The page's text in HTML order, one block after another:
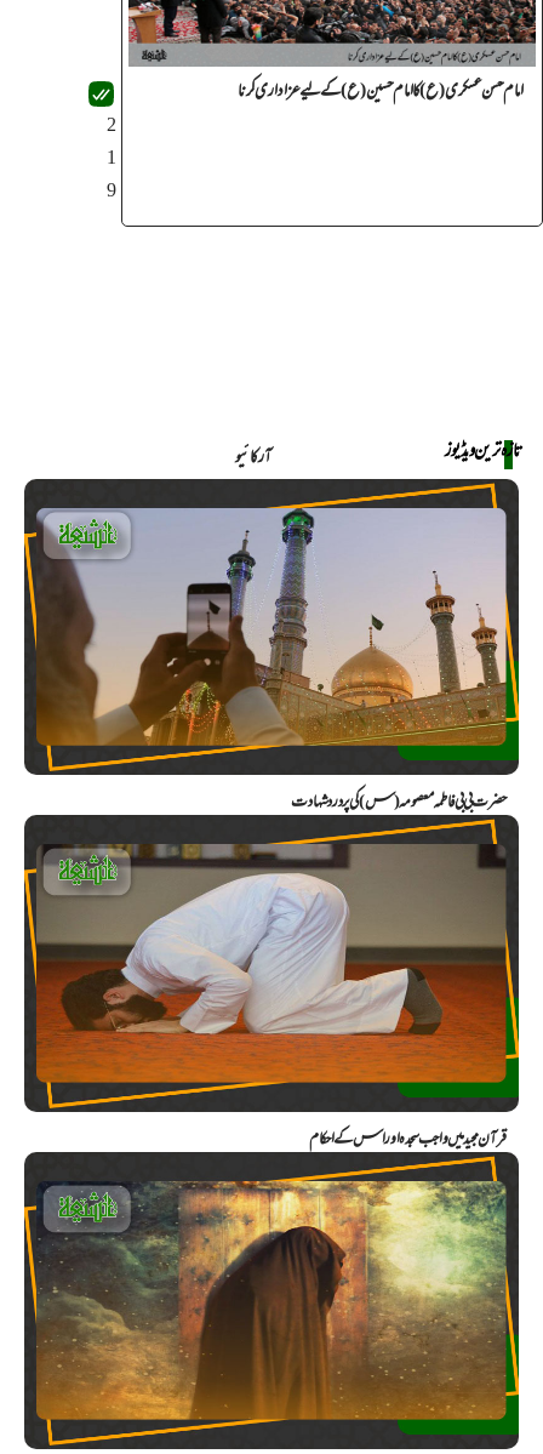
امام حسن عسکری(ع) کا امام حسین(ع) کے لیے عزاداری کرنا
2
1
9
تازہ ترین ویڈیوز آرکائیو
حضرت بی بی فاطمہ معصومہ (س) کی پر درد شہادت
قرآن مجید میں واجب سجدہ اور اس کے احکام